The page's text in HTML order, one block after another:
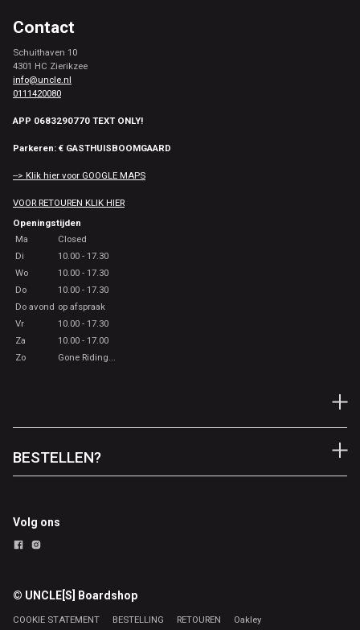
Contact
Schuithaven 10
4301 HC Zierikzee
info@uncle.nl
0111420080
APP 0683290770 TEXT ONLY!
Parkeren: € GASTHUISBOOMGAARD
--> Klik hier voor GOOGLE MAPS
VOOR RETOUREN KLIK HIER
Openingstijden
Ma
Closed
Di
10.00 - 17.30
Wo
10.00 - 17.30
Do
10.00 - 17.30
Do avond op afspraak
Vr
10.00 - 17.30
Za
10.00 - 17.00
Zo
Gone Riding...
BESTELLEN?
Volg ons
© UNCLE[S] Boardshop
COOKIE STATEMENT BESTELLING RETOUREN Oakley